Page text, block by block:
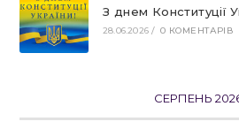
З днем Конституції
28.06.2026 / 0 КОМЕНТАРІВ
СЕРПЕНЬ